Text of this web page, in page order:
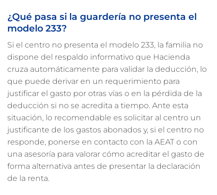
¿Qué pasa si la guardería no presenta el
modelo 233?
Si el centro no presenta el modelo 233, la familia no
dispone del respaldo informativo que Hacienda
cruza automáticamente para validar la deducción, lo
que puede derivar en un requerimiento para
justificar el gasto por otras vías o en la pérdida de la
deducción si no se acredita a tiempo. Ante esta
situación, lo recomendable es solicitar al centro un
justificante de los gastos abonados y, si el centro no
responde, ponerse en contacto con la AEAT o con
una asesoría para valorar cómo acreditar el gasto de
forma alternativa antes de presentar la declaración
de la renta.